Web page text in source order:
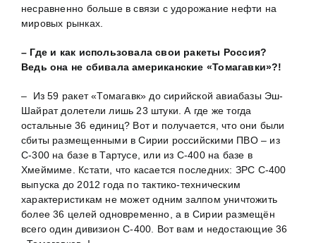
несравненно больше в связи с удорожание нефти на
мировых рынках.
– Где и как использовала свои ракеты Россия?
Ведь она не сбивала американские «Томагавки»?!
– Из 59 ракет «Томагавк» до сирийской авиабазы Эш-
Шайрат долетели лишь 23 штуки. А где же тогда
остальные 36 единиц? Вот и получается, что они были
сбиты размещенными в Сирии российскими ПВО – из
С-300 на базе в Тартусе, или из С-400 на базе в
Хмеймиме. Кстати, что касается последних: ЗРС С-400
выпуска до 2012 года по тактико-техническим
характеристикам не может одним залпом уничтожить
более 36 целей одновременно, а в Сирии размещён
всего один дивизион С-400. Вот вам и недостающие 36